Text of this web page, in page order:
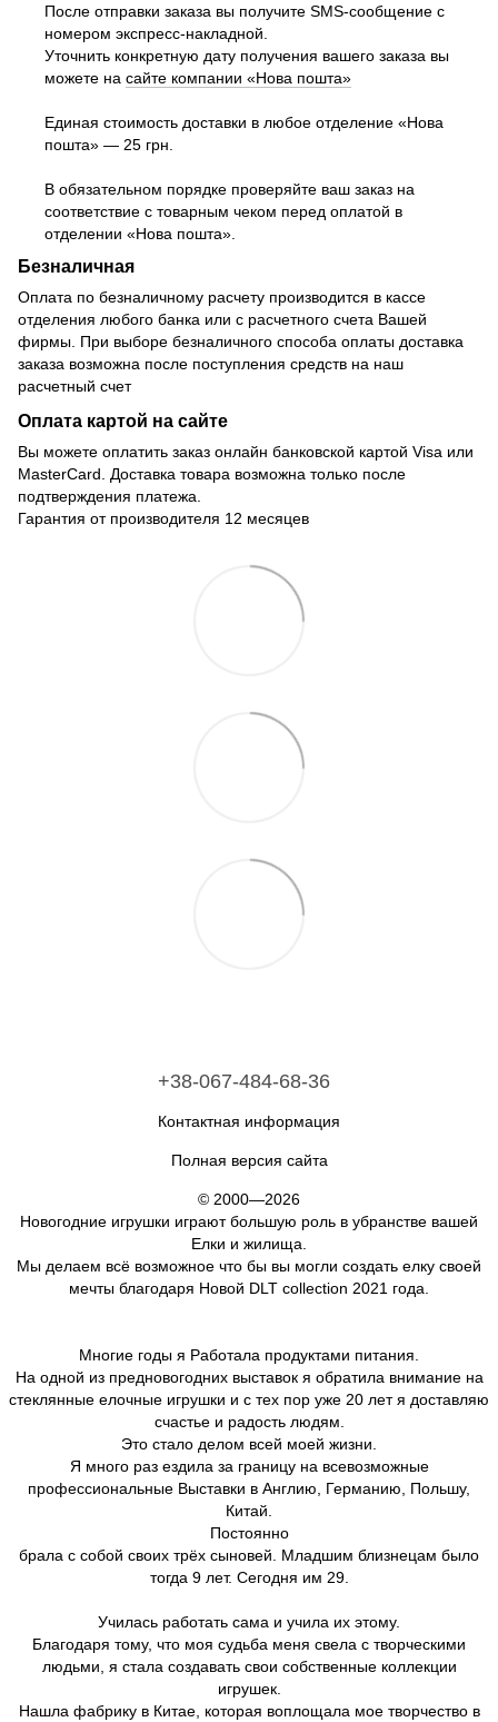
После отправки заказа вы получите SMS-сообщение с
номером экспресс-накладной.
Уточнить конкретную дату получения вашего заказа вы
можете на сайте компании «Нова пошта»
Единая стоимость доставки в любое отделение «Нова
пошта» — 25 грн.
В обязательном порядке проверяйте ваш заказ на
соответствие с товарным чеком перед оплатой в
отделении «Нова пошта».
Безналичная
Оплата по безналичному расчету производится в кассе
отделения любого банка или с расчетного счета Вашей
фирмы. При выборе безналичного способа оплаты доставка
заказа возможна после поступления средств на наш
расчетный счет
Оплата картой на сайте
Вы можете оплатить заказ онлайн банковской картой Visa или
MasterCard. Доставка товара возможна только после
подтверждения платежа.
Гарантия от производителя 12 месяцев
+38-067-484-68-36
Контактная информация
Полная версия сайта
© 2000—2026
Новогодние игрушки играют большую роль в убранстве вашей
Елки и жилища.
Мы делаем всё возможное что бы вы могли создать елку своей
мечты благодаря Новой DLT collection 2021 года.
Многие годы я Работала продуктами питания.
На одной из предновогодних выставок я обратила внимание на
стеклянные елочные игрушки и с тех пор уже 20 лет я доставляю
счастье и радость людям.
Это стало делом всей моей жизни.
Я много раз ездила за границу на всевозможные
профессиональные Выставки в Англию, Германию, Польшу,
Китай.
Постоянно
брала с собой своих трёх сыновей. Младшим близнецам было
тогда 9 лет. Сегодня им 29.
Училась работать сама и учила их этому.
Благодаря тому, что моя судьба меня свела с творческими
людьми, я стала создавать свои собственные коллекции
игрушек.
Нашла фабрику в Китае, которая воплощала мое творчество в